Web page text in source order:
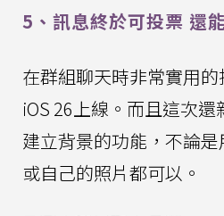
5、訊息終於可投票 還
在群組聊天時非常實用
iOS 26上線。而且這次
建立背景的功能，不論
或自己的照片都可以。